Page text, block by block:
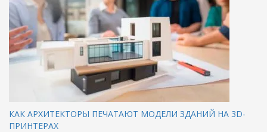
КАК АРХИТЕКТОРЫ ПЕЧАТАЮТ МОДЕЛИ ЗДАНИЙ НА 3D-
ПРИНТЕРАХ